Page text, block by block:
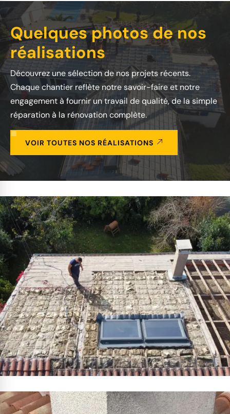
Quelques photos de nos
réalisations
Découvrez une sélection de nos projets récents.
Chaque chantier reflète notre savoir-faire et notre
engagement à fournir un travail de qualité, de la simple
réparation à la rénovation complète.
VOIR TOUTES NOS RÉALISATIONS